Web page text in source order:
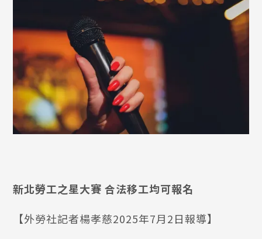
新北勞工之星大賽 合法移工均可報名
【外勞社記者楊孝慈2025年7月2日報導】